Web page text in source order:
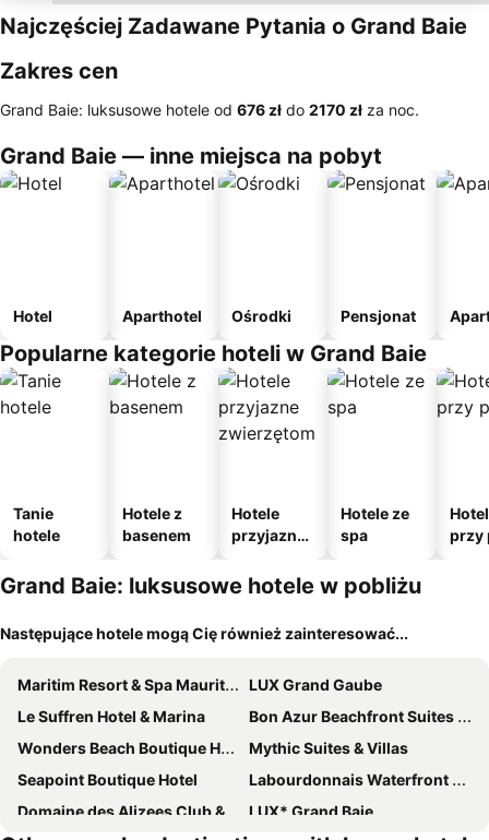
Najczęściej Zadawane Pytania o Grand Baie
Zakres cen
Grand Baie: luksusowe hotele od ‎676 zł do ‎2170 zł za noc.
Grand Baie — inne miejsca na pobyt
Hotel Aparthotel Ośrodki Pensjonat
Popularne kategorie hoteli w Grand Baie
Tanie
hotele
Hotele z
basenem
Hotele
przyjazne
m
Hotele ze
spa
przy
Grand Baie: luksusowe hotele w pobliżu
Następujące hotele mogą Cię również zainteresować...
Maritim Resort & Spa Mauritius
LUX Grand Gaube
Le Suffren Hotel & Marina
Bon Azur Beachfront Suites & Penthouses with LOV
Wonders Beach Boutique Hotel
Mythic Suites & Villas
Seapoint Boutique Hotel
Labourdonnais Waterfront Hotel
Domaine des Alizees Club & Spa
LUX* Grand Baie